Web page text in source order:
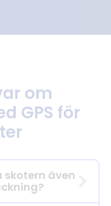
om
GPS för
skotern även